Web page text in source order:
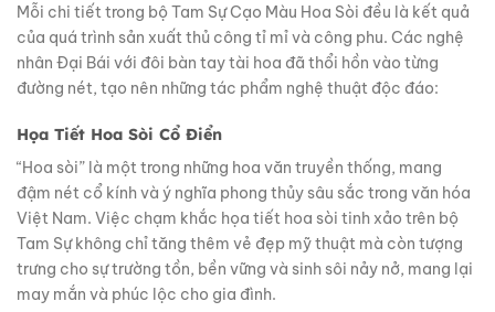
Mỗi chi tiết trong bộ Tam Sự Cạo Màu Hoa Sòi đều là kết quả
của quá trình sản xuất thủ công tỉ mỉ và công phu. Các nghệ
nhân Đại Bái với đôi bàn tay tài hoa đã thổi hồn vào từng
đường nét, tạo nên những tác phẩm nghệ thuật độc đáo:
Họa Tiết Hoa Sòi Cổ Điển
“Hoa sòi” là một trong những hoa văn truyền thống, mang
đậm nét cổ kính và ý nghĩa phong thủy sâu sắc trong văn hóa
Việt Nam. Việc chạm khắc họa tiết hoa sòi tinh xảo trên bộ
Tam Sự không chỉ tăng thêm vẻ đẹp mỹ thuật mà còn tượng
trưng cho sự trường tồn, bền vững và sinh sôi nảy nở, mang lại
may mắn và phúc lộc cho gia đình.